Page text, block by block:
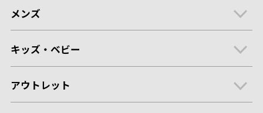
メンズ
キッズ・ベビー
アウトレット